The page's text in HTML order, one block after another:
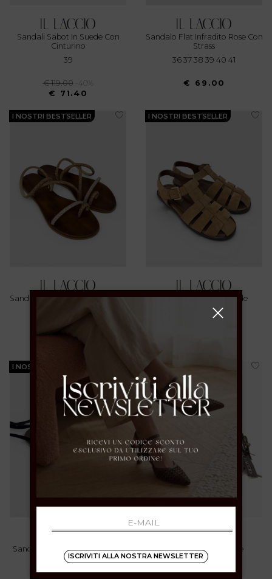
Sandali Sabot In Suede Con
Cinturino
39
€ 119.00
-40%
€ 71.40
Sandalo Flat Infradito Rose Con
Strass
36 37 38 39 40 41
€ 69.00
I NOSTRI BESTSELLER
Sandalo Flat Infradito Gold Con
I NOSTRI BESTSELLER
Sandalo Basso In Suede
Tabacco
I NOSTRI BESTSELLER
Sandali Alla Schiava In Velluto
Nero
36 37 38 39 40 41
I NOSTRI BESTSELLER
Borsa Con Borchiette
UNI
ISCRIVITI ALLA NOSTRA NEWSLETTER